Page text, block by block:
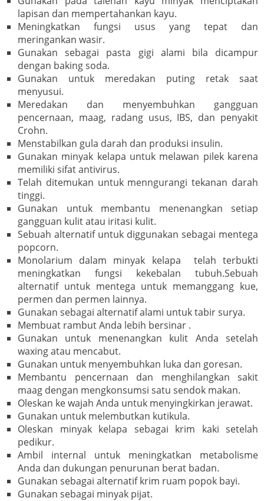
lapisan dan mempertahankan kayu.
Meningkatkan fungsi usus yang tepat dan
meringankan wasir.
Gunakan sebagai pasta gigi alami bila dicampur
dengan baking soda.
Gunakan untuk meredakan puting retak saat
menyusui.
Meredakan dan menyembuhkan gangguan
pencernaan, maag, radang usus, IBS, dan penyakit
Crohn.
Menstabilkan gula darah dan produksi insulin.
Gunakan minyak kelapa untuk melawan pilek karena
memiliki sifat antivirus.
Telah ditemukan untuk menngurangi tekanan darah
tinggi.
Gunakan untuk membantu menenangkan setiap
gangguan kulit atau iritasi kulit.
Sebuah alternatif untuk diggunakan sebagai mentega
popcorn.
Monolarium dalam minyak kelapa telah terbukti
meningkatkan fungsi kekebalan tubuh.Sebuah
alternatif untuk mentega untuk memanggang kue,
permen dan permen lainnya.
Gunakan sebagai alternatif alami untuk tabir surya.
Membuat rambut Anda lebih bersinar .
Gunakan untuk menenangkan kulit Anda setelah
waxing atau mencabut.
Gunakan untuk menyembuhkan luka dan goresan.
Membantu pencernaan dan menghilangkan sakit
maag dengan mengkonsumsi satu sendok makan.
Oleskan ke wajah Anda untuk menyingkirkan jerawat.
Gunakan untuk melembutkan kutikula.
Oleskan minyak kelapa sebagai krim kaki setelah
pedikur.
Ambil internal untuk meningkatkan metabolisme
Anda dan dukungan penurunan berat badan.
Gunakan sebagai alternatif krim ruam popok bayi.
Gunakan sebagai minyak pijat.